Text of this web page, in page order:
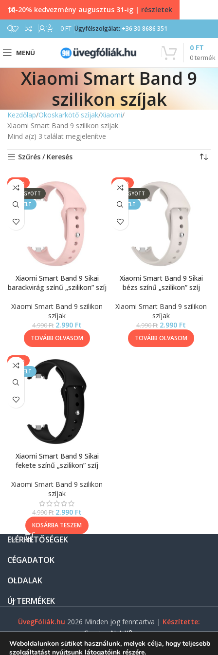
0 0 FT Ügyfélszolgálat: +36 30 8686 351
MENÜ
0termék
0 FT
Xiaomi Smart Band 9
szilikon szíjak
Kezdőlap Okoskarkötő szíjak Xiaomi
Xiaomi Smart Band 9 szilikon szíjak
Mind a(z) 3 találat megjelenítve
Szűrés / Keresés
-40%
ELFOGYOTT
KIEMELT
Xiaomi Smart Band 9 Sikai
barackvirág színű „szilikon” szíj
Xiaomi Smart Band 9 szilikon
szíjak
4.990Ft 2.990 Ft
TOVÁBB OLVASOM
-40%
ELFOGYOTT
KIEMELT
Xiaomi Smart Band 9 Sikai
bézs színű „szilikon” szíj
Xiaomi Smart Band 9 szilikon
szíjak
4.990Ft 2.990 Ft
TOVÁBB OLVASOM
-40%
KIEMELT
Xiaomi Smart Band 9 Sikai
fekete színű „szilikon” szíj
Xiaomi Smart Band 9 szilikon
szíjak
4.990Ft 2.990 Ft
KOSÁRBA TESZEM
ELÉRHETŐSÉGEK
CÉGADATOK
OLDALAK
ÚJ TERMÉKEK
ÜvegFóliák.hu 2026 Minden jog fenntartva | Készítette:
Gasztro Net Kft.
10-20% kedvezmény augusztus 31-ig | részletek
Weboldalunkon sütiket használunk, melyek célja, hogy teljesebb
szolgáltatást nyújtsunk látogatóink részére.